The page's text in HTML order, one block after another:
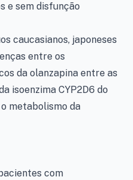
e sem disfunção
caucasianos, japoneses
entre os
da olanzapina entre as
isoenzima CYP2D6 do
metabolismo da
com